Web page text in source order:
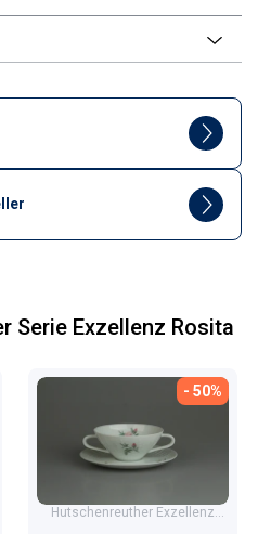
Serie Exzellenz Rosita
- 50%
Hutschenreuther Exzellenz